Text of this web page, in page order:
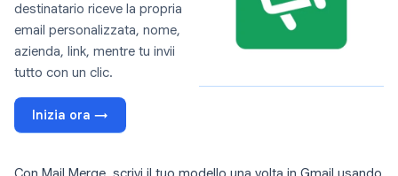
destinatario riceve la propria
email personalizzata, nome,
azienda, link, mentre tu invii
tutto con un clic.
Inizia ora →